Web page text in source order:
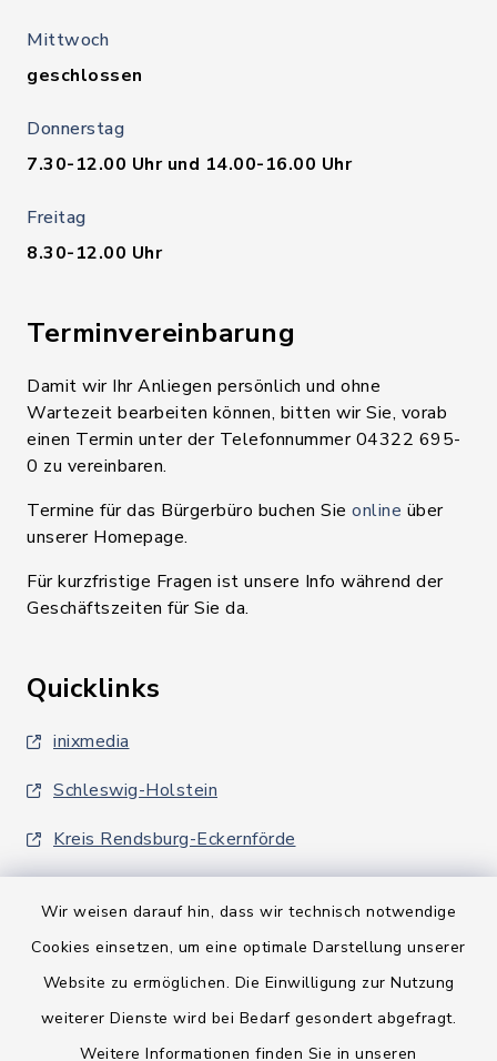
Wir weisen darauf hin, dass wir technisch notwendige
Cookies einsetzen, um eine optimale Darstellung unserer
Website zu ermöglichen. Die Einwilligung zur Nutzung
weiterer Dienste wird bei Bedarf gesondert abgefragt.
Weitere Informationen finden Sie in unseren
Mittwoch
geschlossen
Donnerstag
7.30-12.00 Uhr und 14.00-16.00 Uhr
Freitag
8.30-12.00 Uhr
Terminvereinbarung
Damit wir Ihr Anliegen persönlich und ohne
Wartezeit bearbeiten können, bitten wir Sie, vorab
einen Termin unter der Telefonnummer 04322 695-
0 zu vereinbaren.
Termine für das Bürgerbüro buchen Sie online über
unserer Homepage.
Für kurzfristige Fragen ist unsere Info während der
Geschäftszeiten für Sie da.
Quicklinks
inixmedia
Schleswig-Holstein
Kreis Rendsburg-Eckernförde